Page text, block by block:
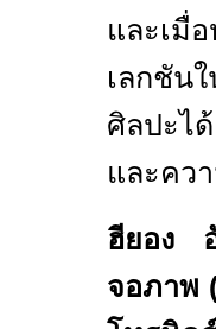
และเมื่อ
เลกชัน
ศิลปะไ
และคว
ฮียอง
จอภาพ